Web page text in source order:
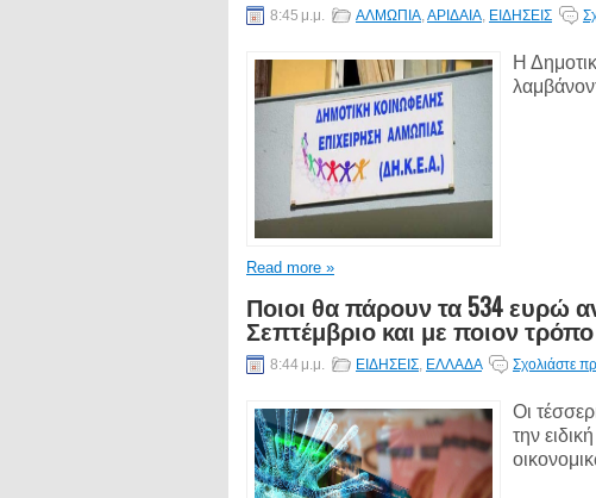
8:45 μ.μ. ΑΛΜΩΠΙΑ,ΑΡΙΔΑΙΑ, ΕΙΔΗΣΕΙΣ
Η
Read more »
Ποιοι θα πάρουν τα 534 ευρώ
Σεπτέμβριο και με ποιον τρόπο
8:44 μ.μ. ΕΙΔΗΣΕΙΣ, ΕΛΛΑΔΑ Σχολιάστε
Οι
την